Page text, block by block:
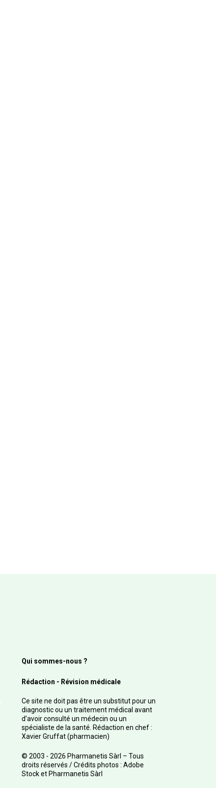
Qui sommes-nous ?
Rédaction - Révision médicale
Ce site ne doit pas être un substitut pour un
diagnostic ou un traitement médical avant
d’avoir consulté un médecin ou un
spécialiste de la santé. Rédaction en chef :
Xavier Gruffat (pharmacien)
© 2003 - 2026 Pharmanetis Sàrl – Tous
droits réservés / Crédits photos : Adobe
Stock et Pharmanetis Sàrl